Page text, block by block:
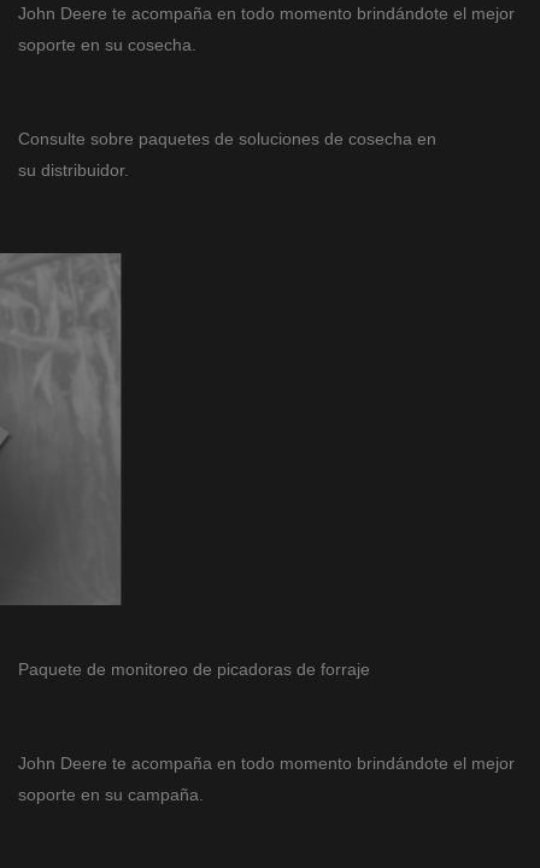
John Deere te acompaña en todo momento brindándote el mejor
soporte en su cosecha.
Consulte sobre paquetes de soluciones de cosecha en
su distribuidor.
Paquete de monitoreo de picadoras de forraje
John Deere te acompaña en todo momento brindándote el mejor
soporte en su campaña.